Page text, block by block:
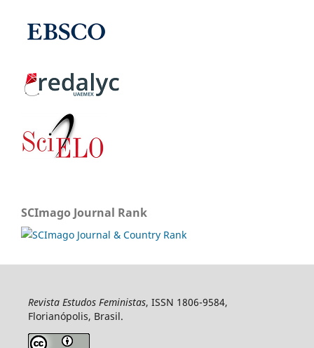
SCImago Journal Rank
Revista Estudos Feministas, ISSN 1806-9584,
Florianópolis, Brasil.